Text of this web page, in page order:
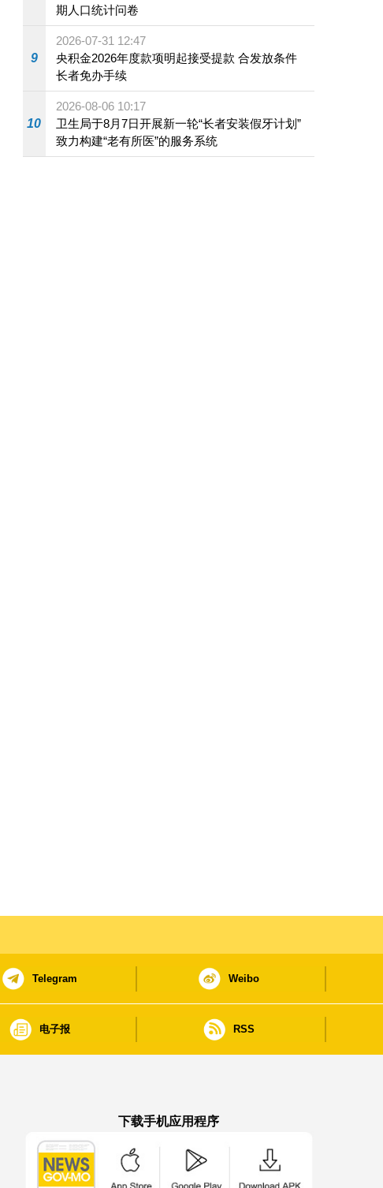
期人口统计问卷
9
2026-07-31 12:47
央积金2026年度款项明起接受提款 合发放条件
长者免办手续
10
2026-08-06 10:17
卫生局于8月7日开展新一轮“长者安装假牙计划”
致力构建“老有所医”的服务系统
Telegram Weibo
电子报 RSS
下载手机应用程序